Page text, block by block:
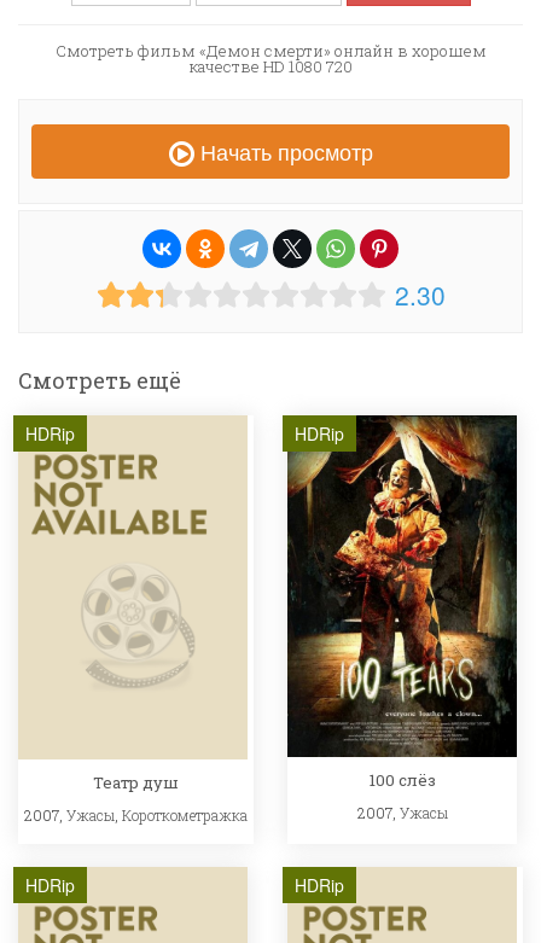
Смотреть фильм «Демон смерти» онлайн в хорошем
качестве HD 1080 720
Начать просмотр
2.30
Смотреть ещё
HDRip
Театр душ
2007, Ужасы Короткометражка
HDRip
100 слёз
2007, Ужасы
HDRip HDRip